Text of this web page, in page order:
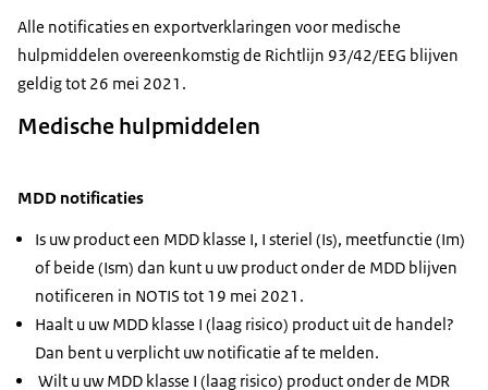
Alle notificaties en exportverklaringen voor medische
hulpmiddelen overeenkomstig de Richtlijn 93/42/EEG blijven
geldig tot 26 mei 2021.
Medische hulpmiddelen
MDD notificaties
Is uw product een MDD klasse I, I steriel (Is), meetfunctie (Im)
of beide (Ism) dan kunt u uw product onder de MDD blijven
notificeren in NOTIS tot 19 mei 2021.
Haalt u uw MDD klasse I (laag risico) product uit de handel?
Dan bent u verplicht uw notificatie af te melden.
Wilt u uw MDD klasse I (laag risico) product onder de MDR